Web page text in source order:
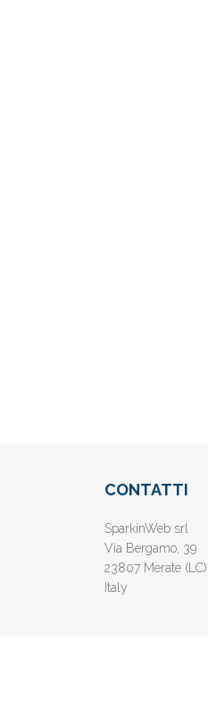
CONTATTI
SparkinWeb srl
Via Bergamo, 39
23807 Merate (LC)
Italy